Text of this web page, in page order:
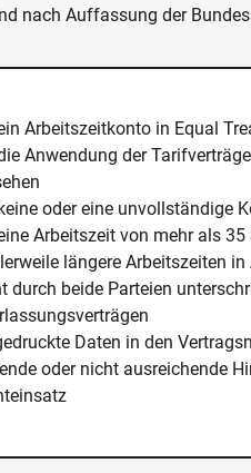
nach Auffassung der
Arbeitszeitkonto in Equal
Anwendung der
oder eine unvollständige
Arbeitszeit von mehr als
längere Arbeitszeiten
durch beide Parteien
Daten in den
oder nicht ausreichende